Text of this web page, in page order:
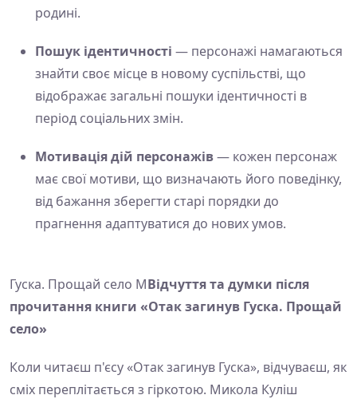
родині.
Пошук ідентичності — персонажі намагаються
знайти своє місце в новому суспільстві, що
відображає загальні пошуки ідентичності в
період соціальних змін.
Мотивація дій персонажів— кожен персонаж
має свої мотиви, що визначають його поведінку,
від бажання зберегти старі порядки до
прагнення адаптуватися до нових умов.
Гуска. Прощай село МВідчуття та думки після
прочитання книги «Отак загинув Гуска. Прощай
село»
Коли читаєш п'єсу «Отак загинув Гуска», відчуваєш, як
сміх переплітається з гіркотою. Микола Куліш